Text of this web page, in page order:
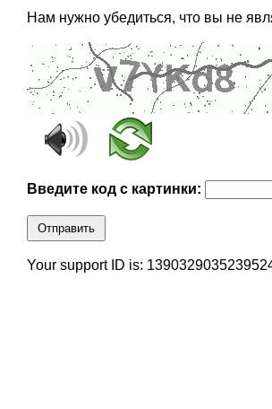
Нам нужно убедиться, что вы не
Введите код с картинки:
Отправить
Your support ID is: